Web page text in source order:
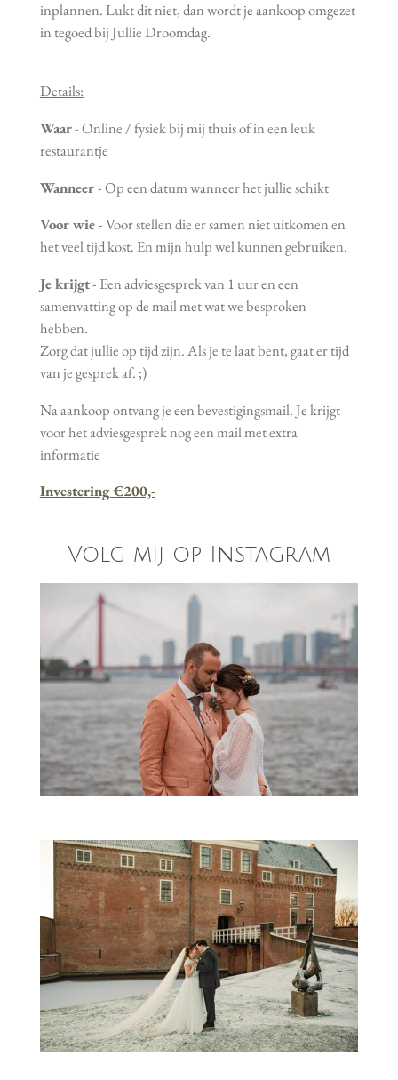
inplannen. Lukt dit niet, dan wordt je aankoop omgezet
in tegoed bij Jullie Droomdag.
Details:
Waar- Online / fysiek bij mij thuis of in een leuk
restaurantje
Wanneer- Op een datum wanneer het jullie schikt
Voor wie- Voor stellen die er samen niet uitkomen en
het veel tijd kost. En mijn hulp wel kunnen gebruiken.
Je krijgt- Een adviesgesprek van 1 uur en een
samenvatting op de mail met wat we besproken
hebben.
Zorg dat jullie op tijd zijn. Als je te laat bent, gaat er tijd
van je gesprek af. ;)
Na aankoop ontvang je een bevestigingsmail. Je krijgt
voor het adviesgesprek nog een mail met extra
informatie
Investering €200,-
Volg mij op Instagram